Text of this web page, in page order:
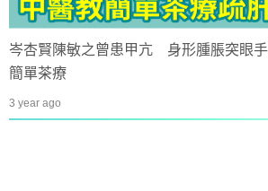
岑杏賢陳敏之曾患甲亢 身形腫脹突眼
簡單茶療
3 year ago